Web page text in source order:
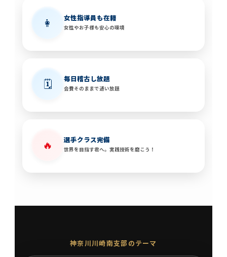
👩 女性指導員も在籍
女性やお子様も安心の環境
🗓️ 毎日稽古し放題
会費そのままで通い放題
🔥 選手クラス完備
世界を目指す君へ。実践技術を磨こう！
神奈川川崎南支部のテーマ